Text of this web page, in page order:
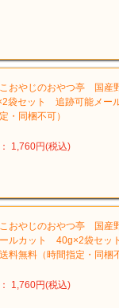
おやじのおやつ亭 国
袋セット 追跡可能メー
・同梱不可）
1,760円(税込)
おやじのおやつ亭 国産
ルカット 40g×2袋セッ
料無料（時間指定・同梱
1,760円(税込)